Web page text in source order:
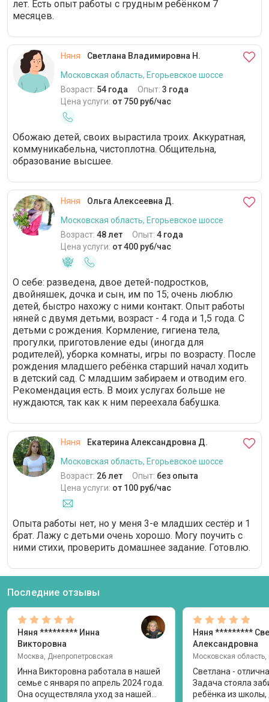
лет. Есть опыт работы с грудным ребёнком 7
месяцев.
Няня
Светлана Владимировна Н.
Московская область, Егорьевское шоссе
Возраст: 54 года Опыт: 3 года
Цена услуги: от 750 руб/час
Обожаю детей, своих вырастила троих. Аккуратная,
коммуникабельна, чистоплотна. Общительна,
образование высшее.
Няня
Ольга Алексеевна Д.
Московская область, Егорьевское шоссе
Возраст: 48 лет Опыт: 4 года
Цена услуги: от 400 руб/час
О себе: разведена, двое детей-подростков,
двойняшек, дочка и сын, им по 15; очень люблю
детей, быстро нахожу с ними контакт. Опыт работы
няней с двумя детьми, возраст - 4 года и 1,5 года. С
детьми с рождения. Кормление, гигиена тела,
прогулки, приготовление еды (иногда для
родителей), уборка комнаты, игры по возрасту. После
рождения младшего ребёнка старший начал ходить
в детский сад. С младшим забираем и отводим его.
Рекомендация есть. В моих услугах больше не
нуждаются, так как к ним переехала бабушка.
Няня
Екатерина Александровна Д.
Московская область, Егорьевское шоссе
Возраст: 26 лет Опыт: без опыта
Цена услуги: от 100 руб/час
Опыта работы нет, но у меня 3-е младших сестёр и 1
брат. Лажу с детьми очень хорошо. Могу поучить с
ними стихи, проверить домашнее задание. Готовлю.
Последние отзывы
Няня ********* Инна
Викторовна
Москва, Днепропетровская
Инна Викторовна работала в нашей
семье с января по апрель 2024 года.
Она осуществляла уход за нашей
Няня *********
Александровна
Светлана -
Задача стояла
ребёнка из школы,